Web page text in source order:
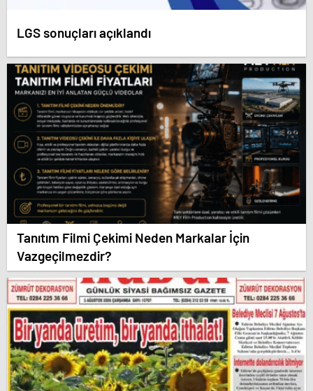
LGS sonuçları açıklandı
Tanıtım Filmi Çekimi Neden Markalar İçin
Vazgeçilmezdir?